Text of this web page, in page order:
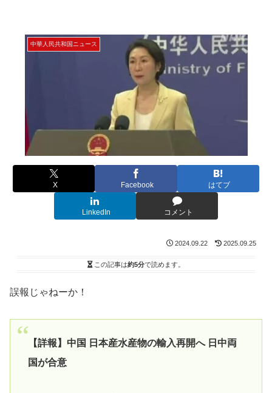
中華人民共和国ニュース
X Facebook はてブ
LinkedIn コメント
2024.09.22 2025.09.25
この記事は約5分で読めます。
誤報じゃねーか！
【詳報】中国 日本産水産物の輸入再開へ 日中両
国が合意